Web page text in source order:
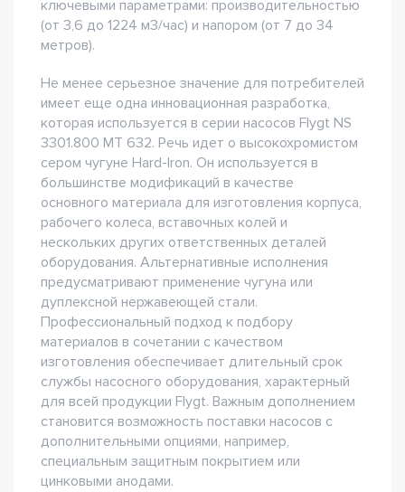
ключевыми параметрами: производительностью
(от 3,6 до 1224 м3/час) и напором (от 7 до 34
метров).
Не менее серьезное значение для потребителей
имеет еще одна инновационная разработка,
которая используется в серии насосов Flygt NS
3301.800 MT 632. Речь идет о высокохромистом
сером чугуне Hard-Iron. Он используется в
большинстве модификаций в качестве
основного материала для изготовления корпуса,
рабочего колеса, вставочных колей и
нескольких других ответственных деталей
оборудования. Альтернативные исполнения
предусматривают применение чугуна или
дуплексной нержавеющей стали.
Профессиональный подход к подбору
материалов в сочетании с качеством
изготовления обеспечивает длительный срок
службы насосного оборудования, характерный
для всей продукции Flygt. Важным дополнением
становится возможность поставки насосов с
дополнительными опциями, например,
специальным защитным покрытием или
цинковыми анодами.